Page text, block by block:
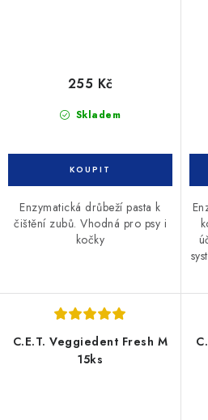
Skladem
255 Kč
Enzymatická drůbeží pasta k
čištění zubů. Vhodná pro psy i
kočky
C.E.T. Veggiedent Fresh M
15ks